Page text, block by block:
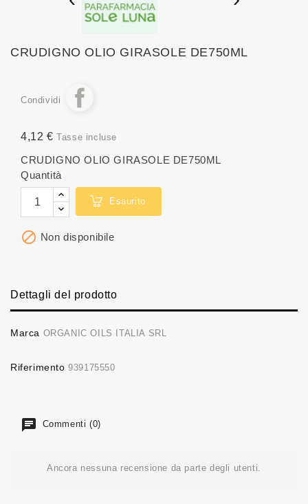
CRUDIGNO OLIO GIRASOLE DE750ML
Condividi
4,12 € Tasse incluse
CRUDIGNO OLIO GIRASOLE DE750ML
Quantità
Esaurito
 Non disponibile
Dettagli del prodotto
Marca ORGANIC OILS ITALIA SRL
Riferimento 939175550
Commenti (0)
Ancora nessuna recensione da parte degli utenti.